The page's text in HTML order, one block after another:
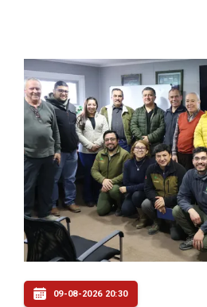
09-08-2026 20:30